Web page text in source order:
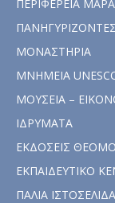
ΠΕΡΙΦΕΡΕΙΑ
ΜΟΝΑΣΤΗΡΙΑ
ΜΝΗΜΕΙΑ
ΜΟΥΣΕΙΑ –
ΙΔΡΥΜΑΤΑ
ΕΚΔΟΣΕΙΣ
ΕΚΠΑΙΔΕΥΤΙΚΟ
ΠΑΛΙΑ ΙΣΤΟΣΕΛΙΔΑ